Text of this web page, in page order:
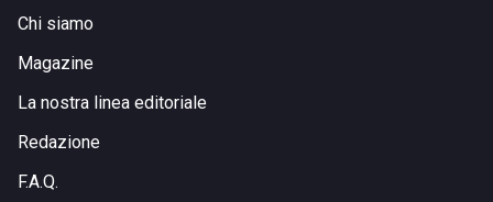
Chi siamo
Magazine
La nostra linea editoriale
Redazione
F.A.Q.